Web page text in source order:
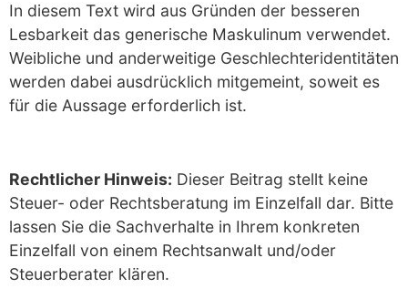
In diesem Text wird aus Gründen der besseren
Lesbarkeit das generische Maskulinum verwendet.
Weibliche und anderweitige Geschlechteridentitäten
werden dabei ausdrücklich mitgemeint, soweit es
für die Aussage erforderlich ist.
Rechtlicher Hinweis: Dieser Beitrag stellt keine
Steuer- oder Rechtsberatung im Einzelfall dar. Bitte
lassen Sie die Sachverhalte in Ihrem konkreten
Einzelfall von einem Rechtsanwalt und/oder
Steuerberater klären.